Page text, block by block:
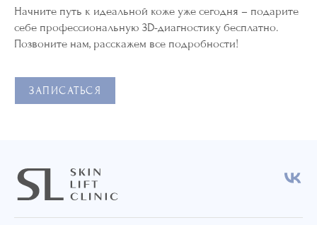
Начните путь к идеальной коже уже сегодня – подарите
себе профессиональную 3D-диагностику бесплатно.
Позвоните нам, расскажем все подробности!
ЗАПИСАТЬСЯ